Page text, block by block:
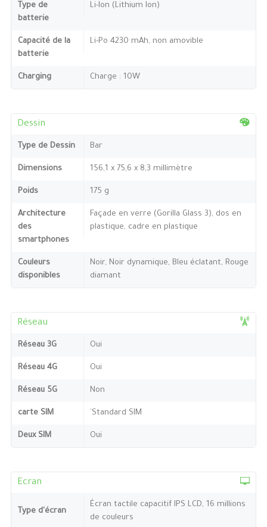
Type de
batterie
Li-Ion (Lithium Ion)
Capacité de la
batterie
Li-Po 4230 mAh, non amovible
Charging Charge : 10W
Dessin
Type de Dessin Bar
Dimensions 156,1 x 75,6 x 8,3 millimètre
Poids 175 g
Architecture
des
smartphones
Façade en verre (Gorilla Glass 3), dos en
plastique, cadre en plastique
Couleurs
disponibles
Noir, Noir dynamique, Bleu éclatant, Rouge
diamant
Réseau
Réseau 3G Oui
Réseau 4G Oui
Réseau 5G Non
carte SIM `Standard SIM
Deux SIM Oui
Ecran
Type d'écran
Écran tactile capacitif IPS LCD, 16 millions
de couleurs